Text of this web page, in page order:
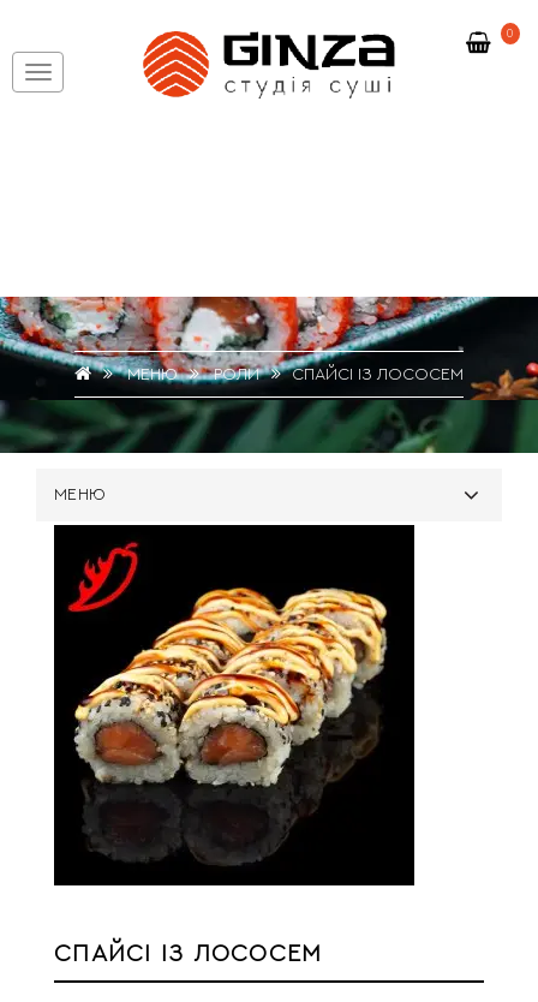
0
МЕНЮ РОЛИ СПАЙСІ ІЗ ЛОСОСЕМ
МЕНЮ
СПАЙСІ ІЗ ЛОСОСЕМ